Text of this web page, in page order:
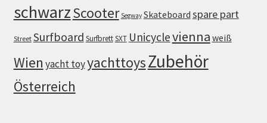
schwarzScooter Segway Skateboard spare part
Street Surfboard SurfbrettSXT Unicyclevienna weiß
Wien yacht toyyachttoysZubehör
Österreich